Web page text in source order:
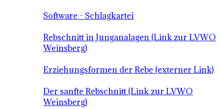
Software - Schlagkartei
Rebschnitt in Junganalagen (Link zur LVWO
Weinsberg)
Erziehungsformen der Rebe (externer Link)
Der sanfte Rebschnitt (Link zur LVWO
Weinsberg)